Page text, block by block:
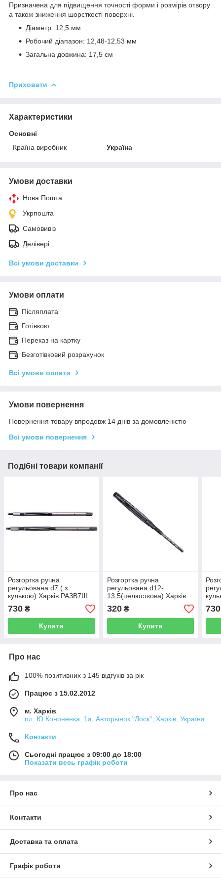
Призначена для підвищення точності форми і розмірів отвору
а також зниження шорсткості поверхні.
Діаметр: 12,5 мм
Робочий діапазон: 12,48-12,53 мм
Загальна довжина: 17,5 см
Приховати
Характеристики
Основні
Країна виробник
Україна
Умови доставки
Нова Пошта
Укрпошта
Самовивіз
Делівері
Всі умови доставки
Умови оплати
Післяплата
Готівкою
Переказ на картку
Безготівковий розрахунок
Всі умови оплати
Умови повернення
Повернення товару впродовж 14 днів за домовленістю
Всі умови повернення
Подібні товари компанії
Розгортка ручна
регульована d7 ( з
кулькою) Харків РАЗВ7Ш
730 ₴
Купити
Розгортка ручна
регульована d12-
13,5(пелюсткова) Харків
РАЗВ1213Л
320₴
Купити
730
Про нас
100% позитивних з 145 відгуків за рік
Працює з 15.02.2012
м. Харків
пл. Ю.Кононенка, 1а, Авторынок "Лоск", Харків, Україна
Контакти
Сьогодні працює з 09:00 до 18:00
Показати весь графік роботи
Про нас
Контакти
Доставка та оплата
Графік роботи